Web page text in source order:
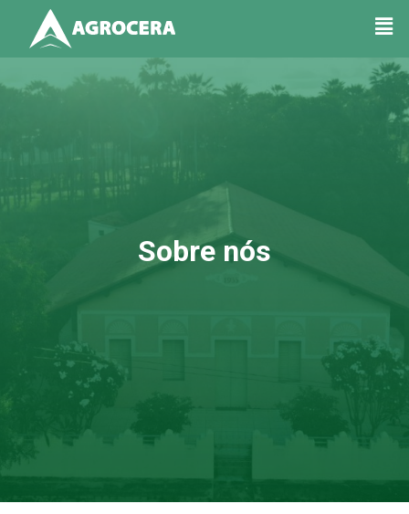
Sobre nós